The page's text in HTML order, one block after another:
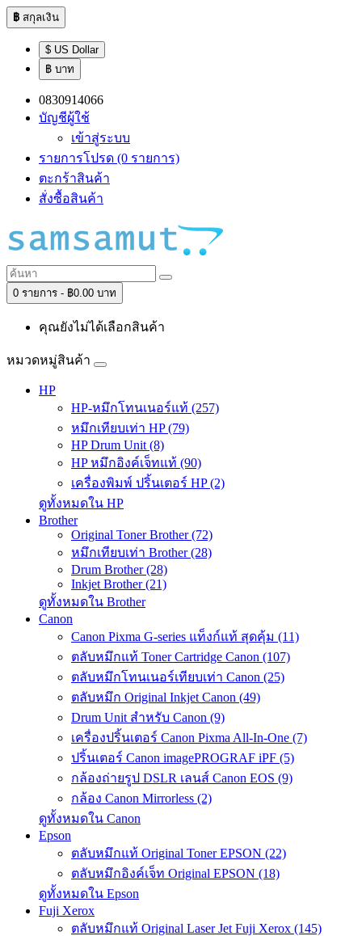
฿ สกุลเงิน
$ US Dollar
฿ บาท
0830914066
บัญชีผู้ใช้
เข้าสู่ระบบ
รายการโปรด (0 รายการ)
ตะกร้าสินค้า
สั่งซื้อสินค้า
0 รายการ - ฿0.00 บาท
คุณยังไม่ได้เลือกสินค้า
หมวดหมู่สินค้า
HP
HP-หมึกโทนเนอร์แท้ (257)
หมึกเทียบเท่า HP (79)
HP Drum Unit (8)
HP หมึกอิงค์เจ็ทแท้ (90)
เครื่องพิมพ์ ปริ้นเตอร์ HP (2)
ดูทั้งหมดใน HP
Brother
Original Toner Brother (72)
หมึกเทียบเท่า Brother (28)
Drum Brother (28)
Inkjet Brother (21)
ดูทั้งหมดใน Brother
Canon
Canon Pixma G-series แท็งก์แท้ สุดคุ้ม (11)
ตลับหมึกแท้ Toner Cartridge Canon (107)
ตลับหมึกโทนเนอร์เทียบเท่า Canon (25)
ตลับหมึก Original Inkjet Canon (49)
Drum Unit สำหรับ Canon (9)
เครื่องปริ้นเตอร์ Canon Pixma All-In-One (7)
ปริ้นเตอร์ Canon imagePROGRAF iPF (5)
กล้องถ่ายรูป DSLR เลนส์ Canon EOS (9)
กล้อง Canon Mirrorless (2)
ดูทั้งหมดใน Canon
Epson
ตลับหมึกแท้ Original Toner EPSON (22)
ตลับหมึกอิงค์เจ็ท Original EPSON (18)
ดูทั้งหมดใน Epson
Fuji Xerox
ตลับหมึกแท้ Original Laser Jet Fuji Xerox (145)